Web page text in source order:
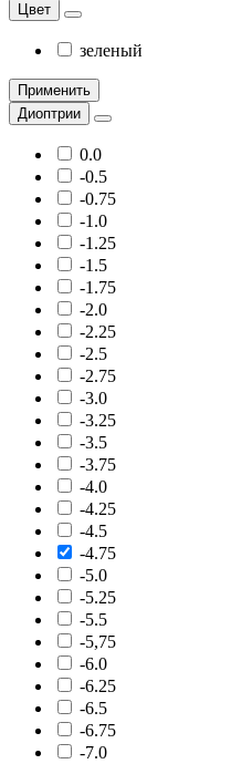
Цвет
зеленый
Применить
Диоптрии
0.0
-0.5
-0.75
-1.0
-1.25
-1.5
-1.75
-2.0
-2.25
-2.5
-2.75
-3.0
-3.25
-3.5
-3.75
-4.0
-4.25
-4.5
-4.75
-5.0
-5.25
-5.5
-5,75
-6.0
-6.25
-6.5
-6.75
-7.0